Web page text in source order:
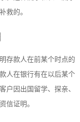
救的。
存款人在前某个时点的
人在银行有在以后某个
户因出国留学、探亲、
信证明。